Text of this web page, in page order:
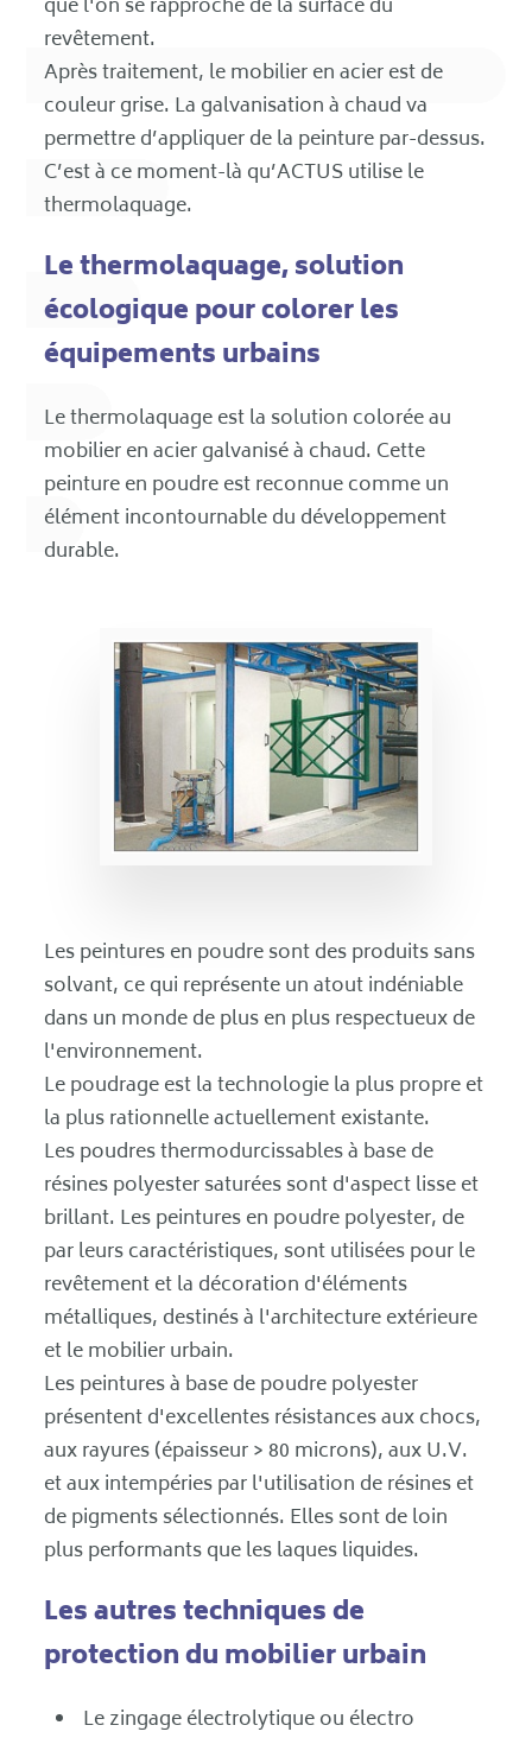
que l'on se rapproche de la surface du
revêtement.
Après traitement, le mobilier en acier est de
couleur grise. La galvanisation à chaud va
permettre d’appliquer de la peinture par-dessus.
C’est à ce moment-là qu’ACTUS utilise le
thermolaquage.
Le thermolaquage, solution
écologique pour colorer les
équipements urbains
Le thermolaquage est la solution colorée au
mobilier en acier galvanisé à chaud. Cette
peinture en poudre est reconnue comme un
élément incontournable du développement
durable.
Les peintures en poudre sont des produits sans
solvant, ce qui représente un atout indéniable
dans un monde de plus en plus respectueux de
l'environnement.
Le poudrage est la technologie la plus propre et
la plus rationnelle actuellement existante.
Les poudres thermodurcissables à base de
résines polyester saturées sont d'aspect lisse et
brillant. Les peintures en poudre polyester, de
par leurs caractéristiques, sont utilisées pour le
revêtement et la décoration d'éléments
métalliques, destinés à l'architecture extérieure
et le mobilier urbain.
Les peintures à base de poudre polyester
présentent d'excellentes résistances aux chocs,
aux rayures (épaisseur > 80 microns), aux U.V.
et aux intempéries par l'utilisation de résines et
de pigments sélectionnés. Elles sont de loin
plus performants que les laques liquides.
Les autres techniques de
protection du mobilier urbain
Le zingage électrolytique ou électro